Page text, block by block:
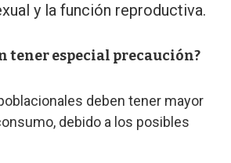
y la función reproductiva.
tener especial precaución?
deben tener mayor
debido a los posibles